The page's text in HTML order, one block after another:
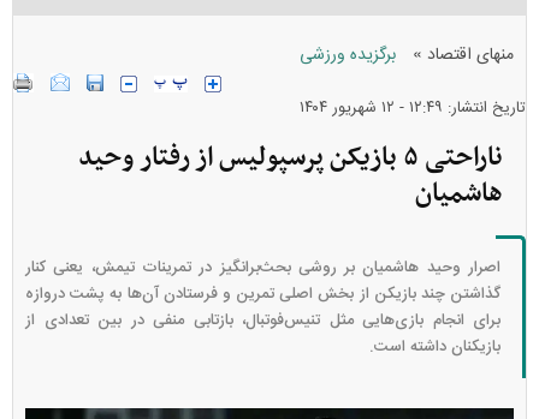
منهای اقتصاد » برگزیده ورزشی
تاریخ انتشار: ۱۲:۴۹ - ۱۲ شهريور ۱۴۰۴
ناراحتی ۵ بازیکن پرسپولیس از رفتار وحید
هاشمیان
اصرار وحید هاشمیان بر روشی بحث‌برانگیز در تمرینات تیمش، یعنی کنار
گذاشتن چند بازیکن از بخش اصلی تمرین و فرستادن آن‌ها به پشت دروازه
برای انجام بازی‌هایی مثل تنیس‌فوتبال، بازتابی منفی در بین تعدادی از
بازیکنان داشته است.